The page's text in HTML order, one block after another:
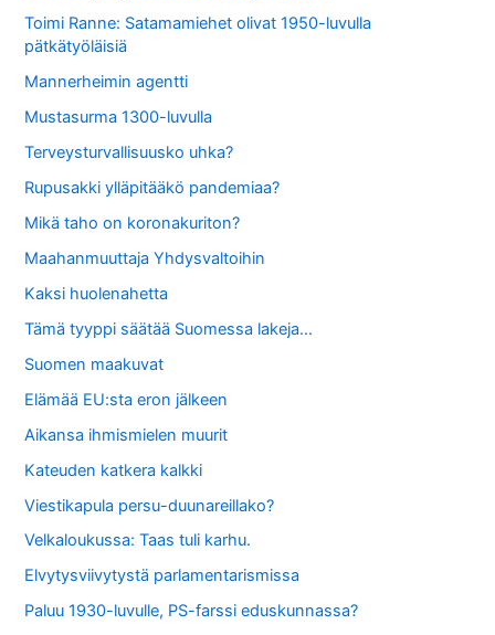
Toimi Ranne: Satamamiehet olivat 1950-luvulla
pätkätyöläisiä
Mannerheimin agentti
Mustasurma 1300-luvulla
Terveysturvallisuusko uhka?
Rupusakki ylläpitääkö pandemiaa?
Mikä taho on koronakuriton?
Maahanmuuttaja Yhdysvaltoihin
Kaksi huolenahetta
Tämä tyyppi säätää Suomessa lakeja…
Suomen maakuvat
Elämää EU:sta eron jälkeen
Aikansa ihmismielen muurit
Kateuden katkera kalkki
Viestikapula persu-duunareillako?
Velkaloukussa: Taas tuli karhu.
Elvytysviivytystä parlamentarismissa
Paluu 1930-luvulle, PS-farssi eduskunnassa?